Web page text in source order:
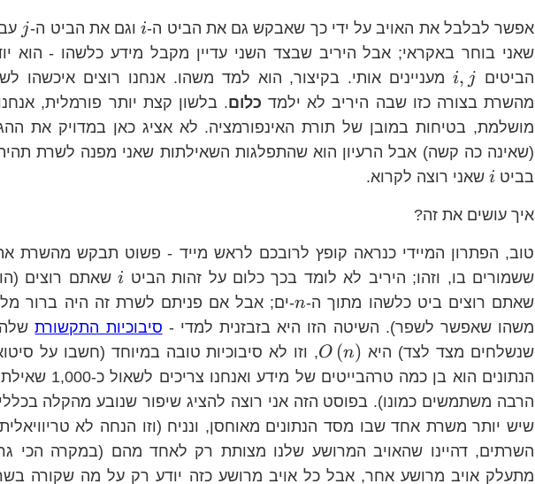
אפשר לבלבל את האויב על ידי כך שאבקש גם את הביט ה-
i
iוגם את הביט ה- j
j
שאני בוחר באקראי; אבל היריב שבצד השני עדיין מקבל מידע כלשהו - הוא
הביטים
i, j
מעניינים אותי. בקיצור, הוא למד משהו. אנחנו רוצים איכשהו
מהשרת בצורה כזו שבה היריב לא ילמד כלום. בלשון קצת יותר פורמלית,
מושלמת, בטיחות במובן של תורת האינפורמציה. לא אציג כאן במדויק את
(שאינה כה קשה) אבל הרעיון הוא שהתפלגות השאילתות שאני מפנה לשרת
בביט i שאני רוצה לקרוא.
איך עושים את זה?
טוב, הפתרון המיידי כנראה קופץ לרובכם לראש מייד - פשוט תבקש מהשרת
n
ששמורים בו, וזהו; היריב לא לומד בכך כלום על זהות הביט
i
iשאתם רוצים
שאתם רוצים ביט כלשהו מתוך ה-
n n-ים; אבל אם פניתם לשרת זה היה ברור
משהו שאפשר לשפר). השיטה הזו היא בזבזנית למדי - סיבוכיות התקשורתשלה
שנשלחים מצד לצד) היא
O\left(n\right) O (n)
, וזו לא סיבוכיות טובה במיוחד (חשבו על
הנתונים הוא בן כמה
הרבה משתמשים כמונו). בפוסט הזה אני רוצה להציג שיפור שנובע מהקלה
שיש יותר משרת אחד שבו מסד הנתונים מאוחסן, ונניח (וזו הנחה לא
השרתים, דהיינו שהאויב המרושע שלנו מצותת רק לאחד מהם (במקרה הכי
מתעלק אויב מרושע אחר, אבל כל אויב מרושע כזה יודע רק על מה שקורה